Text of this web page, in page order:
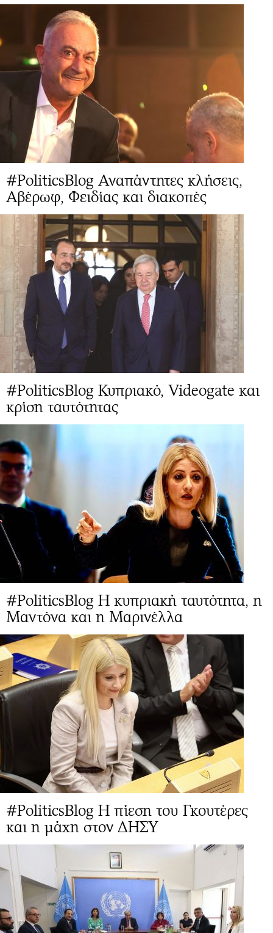
#PoliticsBlog Αναπάντητες κλήσεις,
Αβέρωφ, Φειδίας και διακοπές
#PoliticsBlog Κυπριακό, Videogate και
κρίση ταυτότητας
#PoliticsBlog Η κυπριακή ταυτότητα, η
Μαντόνα και η Μαρινέλλα
#PoliticsBlog Η πίεση του Γκουτέρες
και η μάχη στον ΔΗΣΥ